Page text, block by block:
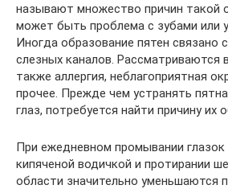
называют множество причин такой
может быть проблема с зубами или
Иногда образование пятен связано
слезных каналов. Рассматриваются
также аллергия, неблагоприятная
прочее. Прежде чем устранять
глаз, потребуется найти причину их
При ежедневном промывании
кипяченой водичкой и протирании
области значительно уменьшаются